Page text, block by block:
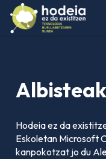
Albisteak
Hodeia ez da
Eskoletan Microsoft
kanpokotzat jo du